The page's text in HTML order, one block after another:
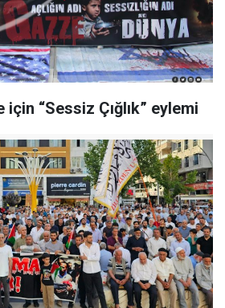
için “Sessiz Çığlık” eylemi